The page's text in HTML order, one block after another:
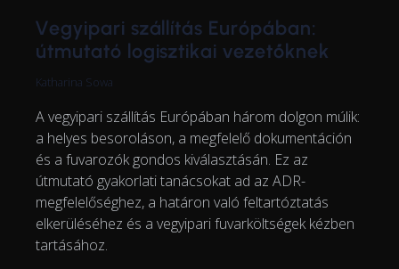
Vegyipari szállítás Európában:
útmutató logisztikai vezetőknek
Katharina Sowa
A vegyipari szállítás Európában három dolgon múlik:
a helyes besoroláson, a megfelelő dokumentáción
és a fuvarozók gondos kiválasztásán. Ez az
útmutató gyakorlati tanácsokat ad az ADR-
megfelelőséghez, a határon való feltartóztatás
elkerüléséhez és a vegyipari fuvarköltségek kézben
tartásához.